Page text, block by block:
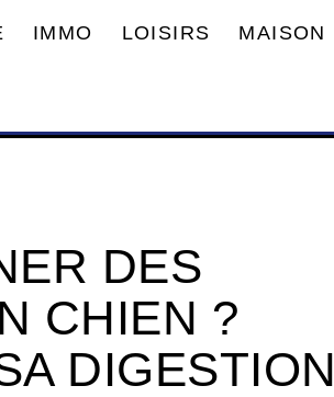
IMMO LOISIRS MAISON
DES
CHIEN ?
DIGESTION